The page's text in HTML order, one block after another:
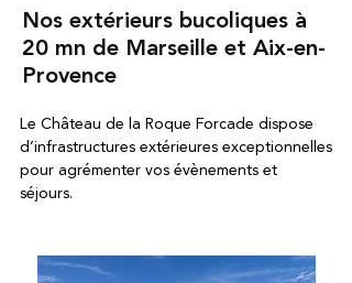
Nos extérieurs bucoliques à
20 mn de Marseille et Aix-en-
Provence
Le Château de la Roque Forcade dispose
d’infrastructures extérieures exceptionnelles
pour agrémenter vos évènements et
séjours.